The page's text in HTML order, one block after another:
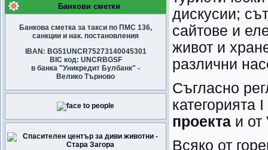
Банкови сметки
Банкова сметка за такси по ПМС 136,
санкции и нак. постановления
IBAN: BG51UNCR75273140045301
BIC код: UNCRBGSF
в банка "Уникредит Булбанк" -
Велико Търново
дискусии;
сайтове и
живот и
различни
Съгласно
категорията
проекта и
Всяко от